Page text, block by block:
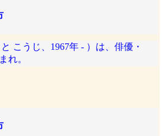
こうじ、1967年 - ）は、俳優・
れ。